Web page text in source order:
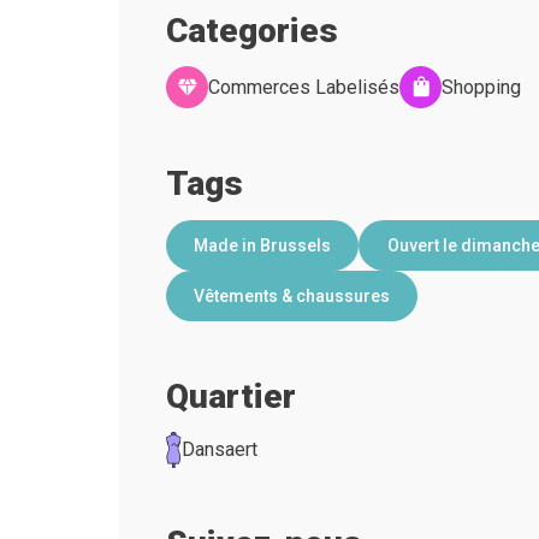
Categories
Commerces Labelisés Shopping
Tags
Made in Brussels Ouvert le dimanche
Vêtements & chaussures
Quartier
Dansaert